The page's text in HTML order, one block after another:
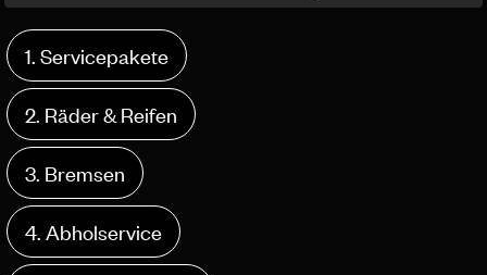
1. Servicepakete
2. Räder & Reifen
3. Bremsen
4. Abholservice